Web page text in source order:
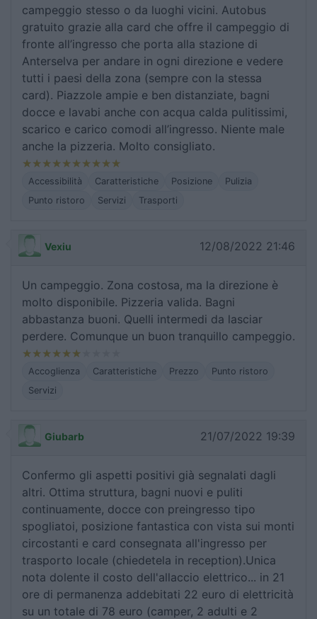
campeggio stesso o da luoghi vicini. Autobus
gratuito grazie alla card che offre il campeggio di
fronte all’ingresso che porta alla stazione di
Anterselva per andare in ogni direzione e vedere
tutti i paesi della zona (sempre con la stessa
card). Piazzole ampie e ben distanziate, bagni
docce e lavabi anche con acqua calda pulitissimi,
scarico e carico comodi all’ingresso. Niente male
anche la pizzeria. Molto consigliato.
Accessibilità Caratteristiche Posizione
Pulizia
Punto ristoro
Servizi Trasporti
Vexiu 12/08/2022 21:46
Un campeggio. Zona costosa, ma la direzione è
molto disponibile. Pizzeria valida. Bagni
abbastanza buoni. Quelli intermedi da lasciar
perdere. Comunque un buon tranquillo campeggio.
Accoglienza Caratteristiche Prezzo
Punto ristoro
Servizi
Giubarb 21/07/2022 19:39
Confermo gli aspetti positivi già segnalati dagli
altri. Ottima struttura, bagni nuovi e puliti
continuamente, docce con preingresso tipo
spogliatoi, posizione fantastica con vista sui monti
circostanti e card consegnata all'ingresso per
trasporto locale (chiedetela in reception).Unica
nota dolente il costo dell'allaccio elettrico... in 21
ore di permanenza addebitati 22 euro di elettricità
su un totale di 78 euro (camper, 2 adulti e 2